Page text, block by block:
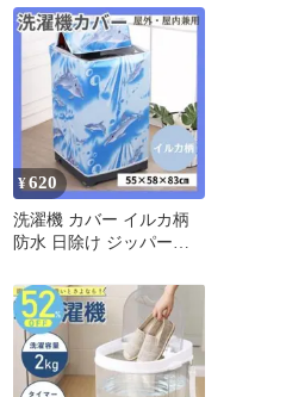
ト
¥620
洗濯機 カバー イルカ柄
防水 日除け ジッパー付
け